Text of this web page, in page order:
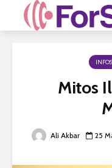
Mitos
Ali Akbar 25